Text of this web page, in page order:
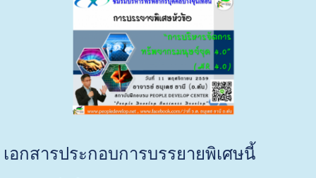
เอกสารประกอบการบรรยายพิเศษนี้